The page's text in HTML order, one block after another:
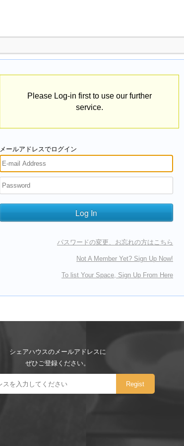
Please Log-in first to use our further
service.
メールアドレスでログイン
パスワードの変更、お忘れの方はこちら
Not A Member Yet? Sign Up Now!
To list Your Space, Sign Up From Here
シェアハウスのメールアドレスに
ぜひご登録ください。